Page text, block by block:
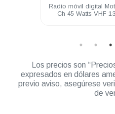
digital Motorola DGM8000e 99
VHF 136-174 Mhz c/gps
Los precios son
expresados en dólares
previo aviso, asegúrese
de